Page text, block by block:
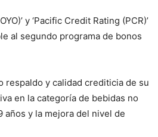
y ‘Pacific Credit Rating (PCR)’
al segundo programa de bonos
respaldo y calidad crediticia de su
en la categoría de bebidas no
años y la mejora del nivel de